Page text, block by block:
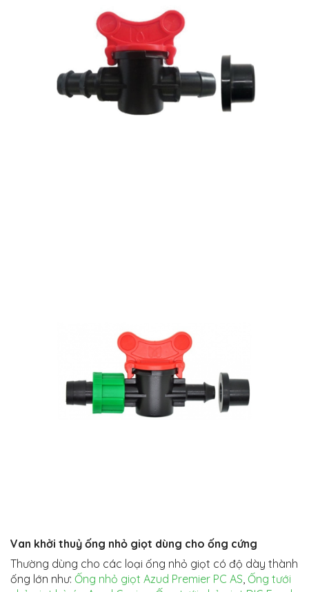
Van khởi thuỷ ống nhỏ giọt dùng cho ống cứng
Thường dùng cho các loại ống nhỏ giọt có độ dày thành
ống lớn như: Ống nhỏ giọt Azud Premier PC AS, Ống tưới